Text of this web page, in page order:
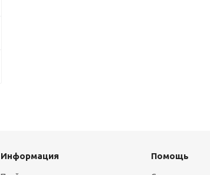
Информация Помощь